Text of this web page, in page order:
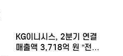
KG이니시스, 2분기 연결
매출액 3,718억 원 “전…